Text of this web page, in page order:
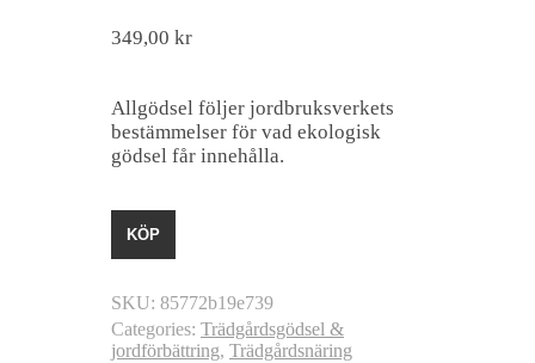
349,00 kr
Allgödsel följer jordbruksverkets
bestämmelser för vad ekologisk
gödsel får innehålla.
KÖP
SKU: 85772b19e739
Categories: Trädgårdsgödsel &
jordförbättring, Trädgårdsnäring